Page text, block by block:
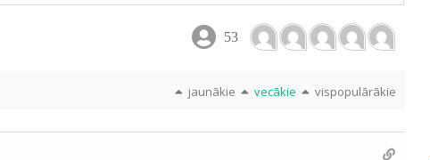
53
jaunākie vecākie vispopulārākie